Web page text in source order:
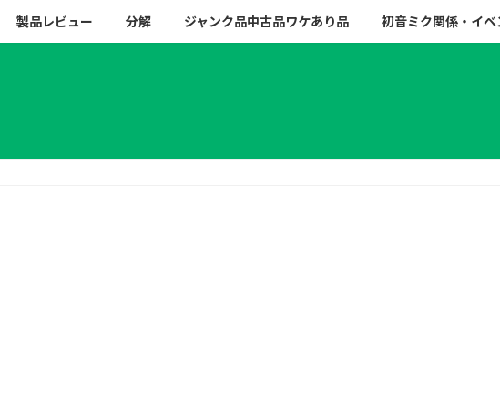
製品レビュー 分解 ジャンク品中古品ワケあり品 初音ミク関係・イベ